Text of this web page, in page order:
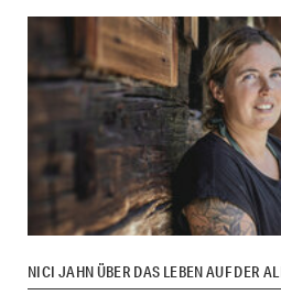
NICI JAHN ÜBER DAS LEBEN AUF DER